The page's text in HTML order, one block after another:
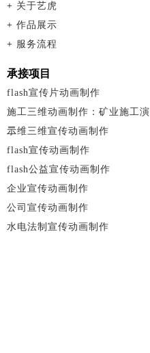
+ 关于艺虎
+ 作品展示
+ 服务流程
承接项目
flash宣传片动画制作
施工三维动画制作：矿业施工演
示
二维三维宣传动画制作
flash宣传动画制作
flash公益宣传动画制作
企业宣传动画制作
公司宣传动画制作
水电法制宣传动画制作